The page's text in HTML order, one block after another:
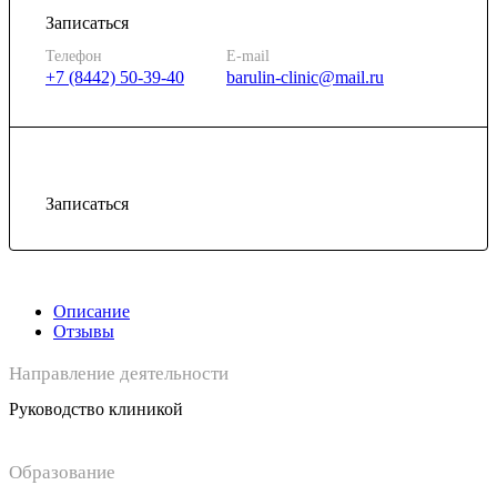
Записаться
Телефон
+7 (8442) 50-39-40
E-mail
barulin-clinic@mail.ru
Записаться
Описание
Отзывы
Направление деятельности
Руководство клиникой
Образование